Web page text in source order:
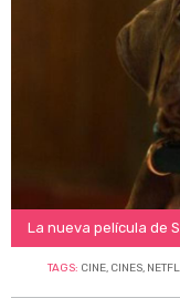
La nueva película de
TAGS: CINE, CINES,